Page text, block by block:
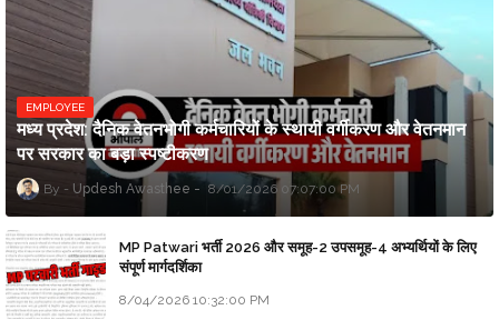
EMPLOYEE
मध्य प्रदेश: दैनिक वेतनभोगी कर्मचारियों के स्थायी वर्गीकरण और वेतनमान
पर सरकार का बड़ा स्पष्टीकरण
Updesh Awasthee 8/01/2026 07:07:00 PM
MP Patwari भर्ती 2026 और समूह-2 उपसमूह-4 अभ्यर्थियों के लिए
संपूर्ण मार्गदर्शिका
8/04/2026 10:32:00 PM